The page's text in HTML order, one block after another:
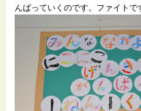
んばっていくのです。ファイトで